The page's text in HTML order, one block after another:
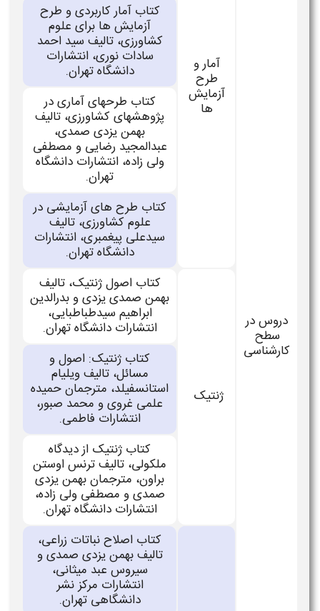
دروس در
سطح
کارشناسی
آمار و
طرح
آزمایش
ها
کتاب آمار کاربردی و طرح
آزمایش ها برای علوم
کشاورزی، تالیف سید احمد
سادات نوری، انتشارات
دانشگاه تهران.
کتاب طرحهای آماری در
پژوهشهای کشاورزی، تالیف
بهمن یزدی صمدی،
عبدالمجید رضایی و مصطفی
ولی زاده، انتشارات دانشگاه
تهران.
کتاب طرح های آزمایشی در
علوم کشاورزی، تالیف
سیدعلی پیغمبری، انتشارات
دانشگاه تهران.
ژنتیک
کتاب اصول ژنتیک، تالیف
بهمن صمدی یزدی و بدرالدین
ابراهیم سیدطباطبایی،
انتشارات دانشگاه تهران.
کتاب ژنتیک: اصول و
مسائل، تالیف ویلیام
استانسفیلد، مترجمان حمیده
علمی غروی و محمد صبور،
انتشارات فاطمی.
کتاب ژنتیک از دیدگاه
ملکولی، تالیف ترنس اوستن
براون، مترجمان بهمن یزدی
صمدی و مصطفی ولی زاده،
انتشارات دانشگاه تهران.
کتاب اصلاح نباتات زراعی،
تالیف بهمن یزدی صمدی و
سیروس عبد میثانی،
انتشارات مرکز نشر
دانشگاهی تهران.